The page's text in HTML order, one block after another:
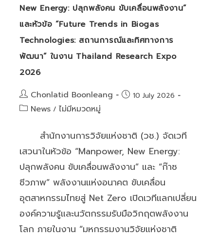
(ฉบับ
ที่
พ.ศ.
2567”
6/2569
“Conflict
of
Interest”
New Energy: ปลุกพลังคน ขับเคลื่อนพลังงาน”
และหัวข้อ “Future Trends in Biogas
Technologies: สถานการณ์และทิศทางการ
พัฒนา” ในงาน Thailand Research Expo
2026
Post
author:
Chonlatid Boonleang
Post10 July 2026
PostNews / ไม่มีหมวดหมู่
สำนักงานการวิจัยแห่งชาติ (วช.) จัดเวที
เสวนาในหัวข้อ “Manpower, New Energy:
ปลุกพลังคน ขับเคลื่อนพลังงาน” และ “ก๊าซ
ชีวภาพ” พลังงานแห่งอนาคต ขับเคลื่อน
อุตสาหกรรมไทยสู่ Net Zero เปิดเวทีแลกเปลี่ยน
องค์ความรู้และนวัตกรรมรับมือวิกฤตพลังงาน
โลก ภายในงาน “มหกรรมงานวิจัยแห่งชาติ